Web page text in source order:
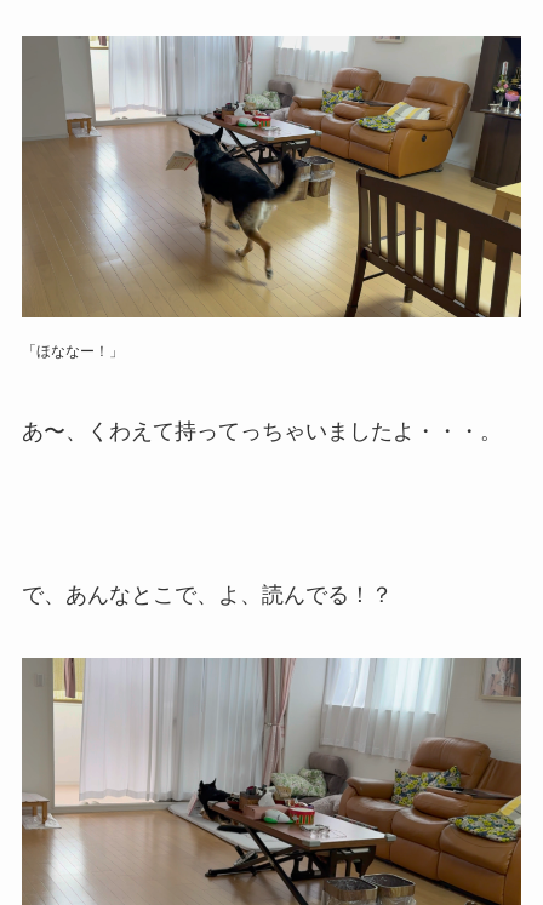
「ほななー！」
あ〜、くわえて持ってっちゃいましたよ・・・。
で、あんなとこで、よ、読んでる！？